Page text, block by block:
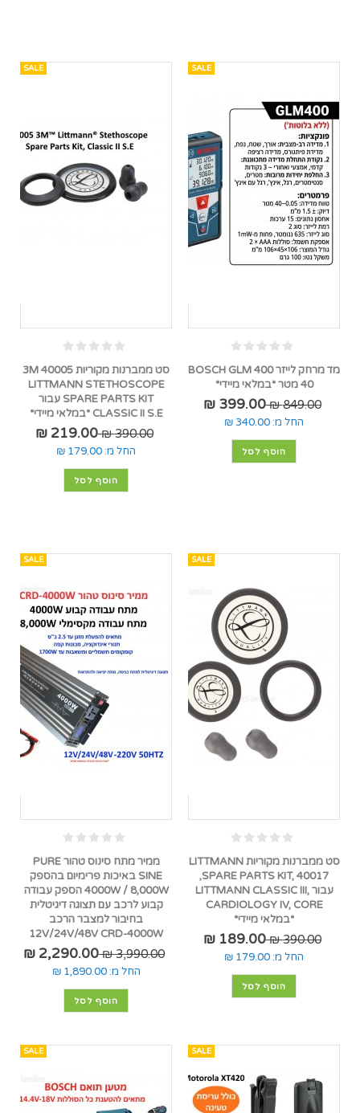
SALE
מד מרחק לייזר BOSCH GLM 400
40 מטר *במלאי מיידי*
849.00 ₪
399.00 ₪
החל מ: 340.00 ₪
הוסף לסל
SALE
סט ממברנות מקוריות 40005 3M
LITTMANN STETHOSCOPE
SPARE PARTS KIT עבור
CLASSIC II S.E *במלאי מיידי*
390.00 ₪
219.00 ₪
החל מ: 179.00 ₪
הוסף לסל
SALE
סט ממברנות מקוריות LITTMANN
SPARE PARTS KIT, 40017,
עבור LITTMANN CLASSIC III,
CARDIOLOGY IV, CORE
*במלאי מיידי*
390.00 ₪
189.00 ₪
החל מ: 179.00 ₪
הוסף לסל
SALE
ממיר מתח סינוס טהור PURE
SINE באיכות פרימיום בהספק
4000W / 8,000W הספק עבודה
קבוע לרכב עם תצוגה דיגיטלית
בחיבור למצבר הרכב
12V/24V/48V CRD-4000W
3,990.00 ₪
2,290.00 ₪
החל מ: 1,890.00 ₪
הוסף לסל
SALE
SALE